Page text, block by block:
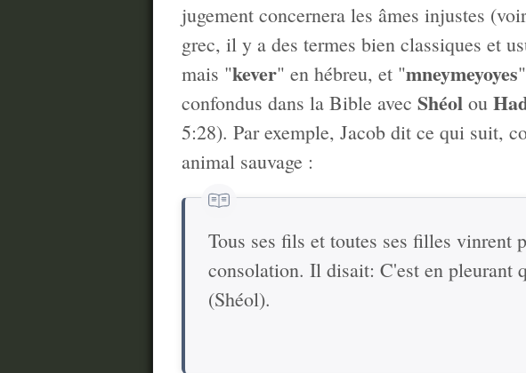
jugement concernera les âmes injustes
grec, il y a des termes bien classiques et
mais "kever" en hébreu, et "mneymeyoyes
confondus dans la Bible avec Shéol ou
5:28). Par exemple, Jacob dit ce qui suit,
animal sauvage :
Tous ses fils et toutes ses filles vinrent
consolation. Il disait: C'est en pleurant
(Shéol).